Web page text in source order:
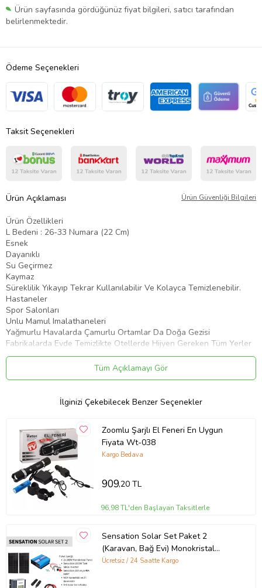
Ürün sayfasında gördüğünüz fiyat bilgileri, satıcı tarafından
belirlenmektedir.
Ödeme Seçenekleri
Taksit Seçenekleri
Ürün Açıklaması Ürün Güvenliği Bilgileri
Ürün Özellikleri
L Bedeni : 26-33 Numara (22 Cm)
Esnek
Dayanıklı
Su Geçirmez
Kaymaz
Süreklilik Yıkayıp Tekrar Kullanılabilir Ve Kolayca Temizlenebilir.
Hastaneler
Spor Salonları
Unlu Mamul Imalathaneleri
Yağmurlu Havalarda Çamurlu Ortamlar Da Doğa Gezisi
Fabrikalarda Evde Temizlikte Otellerde Hijyen Gereken Tüm Yerler
De Kullanılabilir.
Oldukça Şık Ve Pratiktir.
Kolay Giyilir Ve Kayma Yapmaz.
Renk Seçenekleri Siyah
Paket İçeriği:
Silikon Yağmur Koruyucu Ayakkabı Kılıfı Kaymaz Su Kir Geçirmez
Small (26-33)
Tüm Açıklamayı Gör
İlginizi Çekebilecek Benzer Seçenekler
Zoomlu Şarjlı El Feneri En Uygun
Fiyata Wt-038
Kargo Bedava
909,20 TL
96,98 TL'den Başlayan Taksitlerle
Sensation Solar Set Paket 2
(Karavan, Bağ Evi) Monokristal
Güneş Paneli-Mppt-İnverter Tam
Ücretsiz / 24 Saatte Kargo